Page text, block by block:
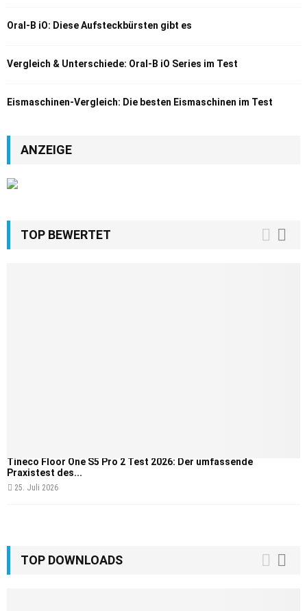
Oral-B iO: Diese Aufsteckbürsten gibt es
Vergleich & Unterschiede: Oral-B iO Series im Test
Eismaschinen-Vergleich: Die besten Eismaschinen im Test
ANZEIGE
TOP BEWERTET
Tineco Floor One S5 Pro 2 Test 2026: Der umfassende
Praxistest des...
25. Juli 2026
TOP DOWNLOADS